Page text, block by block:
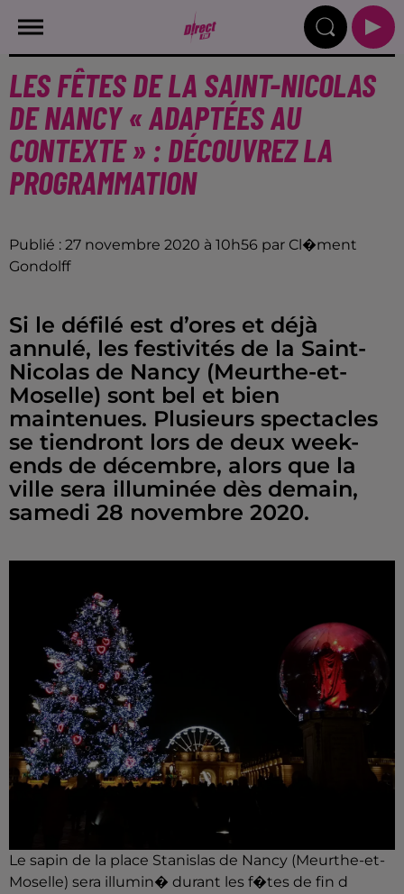
LES FÊTES DE LA SAINT-NICOLAS
DE NANCY « ADAPTÉES AU
CONTEXTE » : DÉCOUVREZ LA
PROGRAMMATION
Publié : 27 novembre 2020 à 10h56 par Cl�ment
Gondolff
Si le défilé est d’ores et déjà
annulé, les festivités de la Saint-
Nicolas de Nancy (Meurthe-et-
Moselle) sont bel et bien
maintenues. Plusieurs spectacles
se tiendront lors de deux week-
ends de décembre, alors que la
ville sera illuminée dès demain,
samedi 28 novembre 2020.
Le sapin de la place Stanislas de Nancy (Meurthe-et-
Moselle) sera illumin� durant les f�tes de fin d